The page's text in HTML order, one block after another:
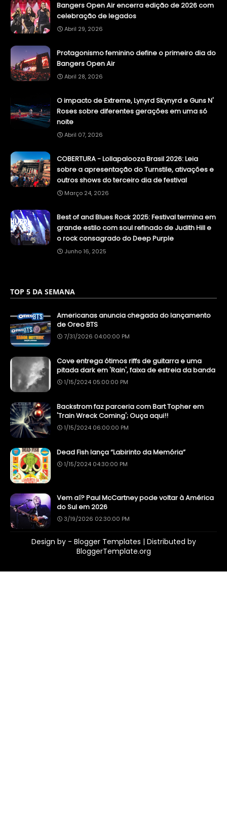
Bangers Open Air encerra edição de 2026 com
celebração de legados
Abril 29, 2026
Protagonismo feminino define o primeiro dia do
Bangers Open Air
Abril 28, 2026
O impacto de Extreme, Lynyrd Skynyrd e Guns N'
Roses sobre diferentes gerações em uma só
noite
Abril 07, 2026
COBERTURA - Lollapalooza Brasil 2026: Leia
sobre a apresentação do Turnstile, ativações e
outros shows do terceiro dia de festival
Março 24, 2026
Best of and Blues Rock 2025: Festival termina em
grande estilo com soul refinado de Judith Hill e
o rock consagrado do Deep Purple
Junho 16, 2025
TOP 5 DA SEMANA
Americanas anuncia chegada do lançamento
de Oreo BTS
7/31/2026 04:00:00 PM
Cove entrega ótimos riffs de guitarra e uma
pitada dark em 'Rain', faixa de estreia da banda
1/15/2024 05:00:00 PM
Backstrom faz parceria com Bart Topher em
'Train Wreck Coming'; Ouça aqui!!
1/15/2024 06:00:00 PM
Dead Fish lança “Labirinto da Memória”
1/15/2024 04:30:00 PM
Vem aí? Paul McCartney pode voltar à América
do Sul em 2026
3/19/2026 02:30:00 PM
Design by - Blogger Templates | Distributed by
BloggerTemplate.org